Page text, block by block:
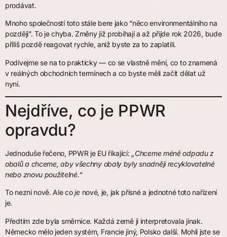
prodávat.
Mnoho společností toto stále bere jako “něco environmentálního na
později”. To je chyba. Změny již probíhají a až přijde rok 2026, bude
příliš pozdě reagovat rychle, aniž byste za to zaplatili.
Podívejme se na to prakticky — co se vlastně mění, co to znamená
v reálných obchodních termínech a co byste měli začít dělat už
nyní.
Nejdříve, co je PPWR
opravdu?
Jednoduše řečeno, PPWR je EU říkající: „Chceme méně odpadu z
obalů a chceme, aby všechny obaly byly snadněji recyklovatelné
nebo znovu použitelné.“
To nezní nově. Ale coje nové, je, jak přísné a jednotné toto nařízení
je.
Předtím zde byla směrnice. Každá země ji interpretovala jinak.
Německo mělo jeden systém, Francie jiný, Polsko další. Mohli jste se